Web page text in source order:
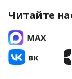
Читайте